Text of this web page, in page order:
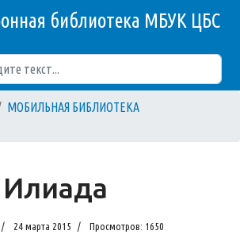
библиотека МБУК ЦБС
МОБИЛЬНАЯ БИБЛИОТЕКА
24 марта 2015 Просмотров: 1650